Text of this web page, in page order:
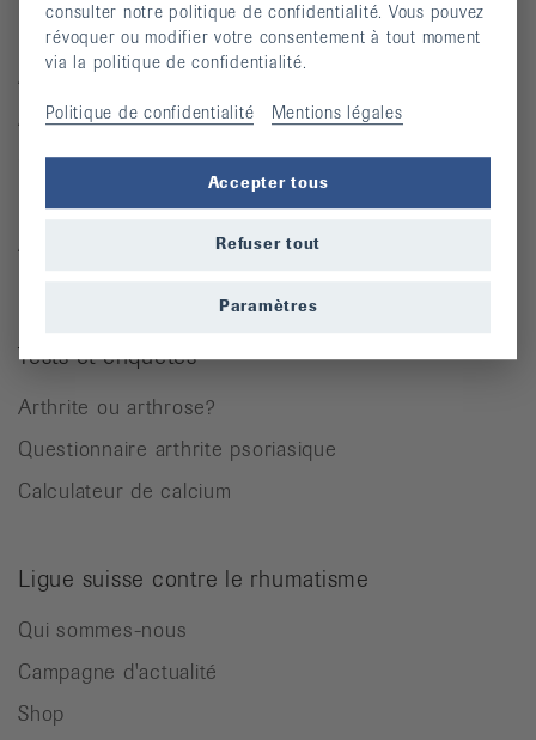
Maladies rhumatismales
Arthrite
Arthrose
Ostéoporose
Rhumatisme des parties molles
Autres maladies rhumatismales
Tests et enquêtes
Arthrite ou arthrose?
Questionnaire arthrite psoriasique
Calculateur de calcium
Ligue suisse contre le rhumatisme
Qui sommes-nous
Campagne d'actualité
Shop
consulter notre politique de confidentialité. Vous pouvez
révoquer ou modifier votre consentement à tout moment
via la politique de confidentialité.
Politique de confidentialité Mentions légales
Accepter tous
Refuser tout
Paramètres